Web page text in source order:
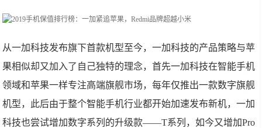
从一加科技发布旗下首款机型至今，一加科技的产品策略与苹
果相似却又加入了自己独特的理念，首先一加科技在智能手机
领域和苹果一样专注高端旗舰市场，每年仅推出一款数字旗舰
机型，此后由于整个智能手机行业都开始加速发布新机，一加
科技也尝试增加数字系列的升级款——T系列，如今又增加Pro